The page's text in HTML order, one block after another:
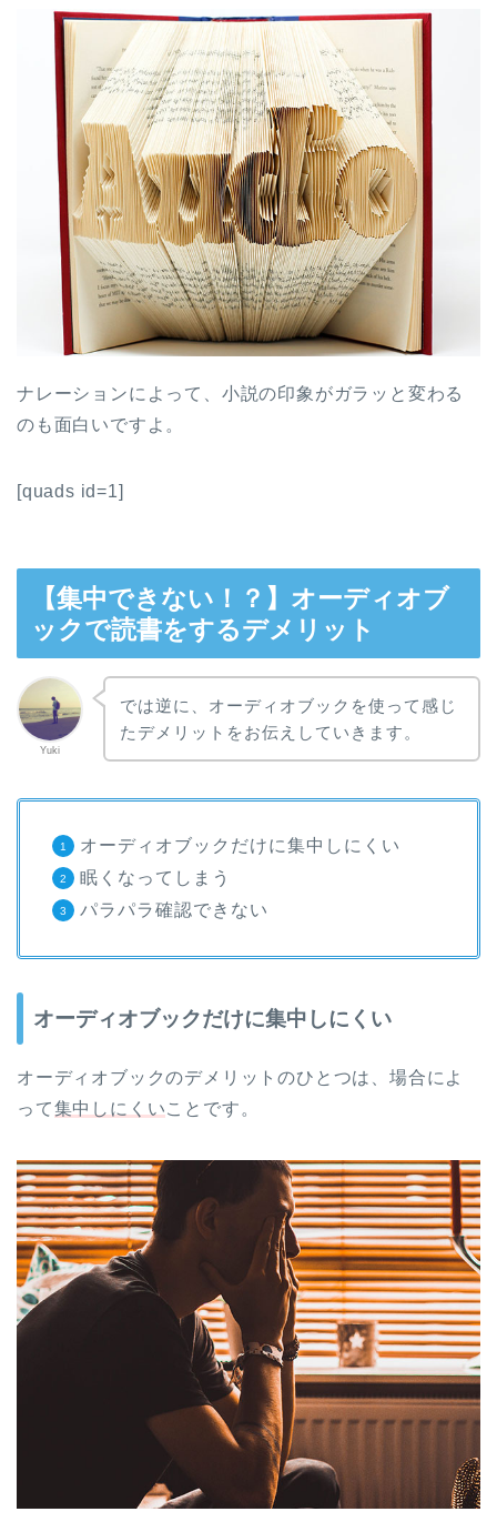
ナレーションによって、小説の印象がガラッと変わる
のも面白いですよ。
[quads id=1]
【集中できない！？】オーディオブ
ックで読書をするデメリット
Yuki
では逆に、オーディオブックを使って感じ
たデメリットをお伝えしていきます。
オーディオブックだけに集中しにくい
眠くなってしまう
パラパラ確認できない
オーディオブックだけに集中しにくい
オーディオブックのデメリットのひとつは、場合によ
って集中しにくいことです。